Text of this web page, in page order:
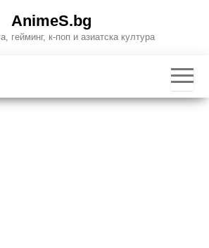
AnimeS.bg
гейминг, к-поп и азиатска култура